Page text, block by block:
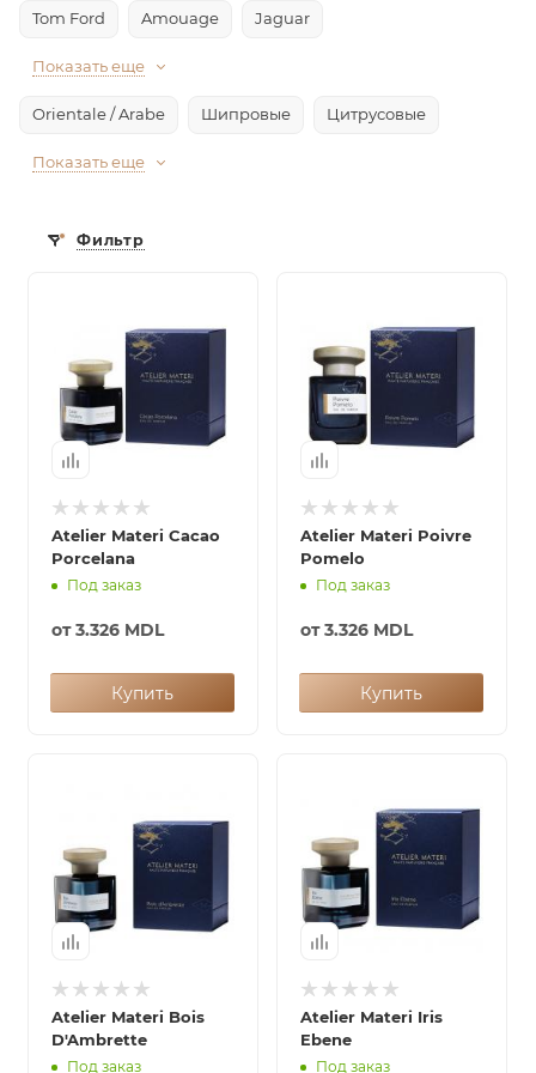
Tom Ford Amouage Jaguar
Показать еще
Orientale / Arabe Шипровые Цитрусовые
Показать еще
Фильтр
Atelier Materi Cacao
Porcelana
Под заказ
от3.326 MDL
Купить
Atelier Materi Poivre
Pomelo
Под заказ
от3.326 MDL
Купить
Atelier Materi Bois
D'Ambrette
Под заказ
Atelier Materi Iris
Ebene
Под заказ